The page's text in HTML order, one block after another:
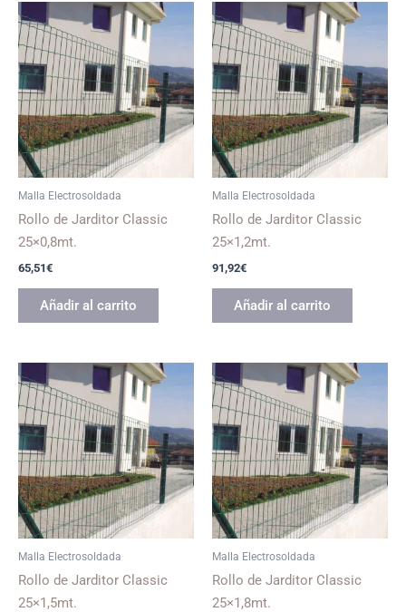
Malla Electrosoldada
Rollo de Jarditor Classic
25×0,8mt.
65,51€
Añadir al carrito
Malla Electrosoldada
Rollo de Jarditor Classic
25×1,2mt.
91,92€
Añadir al carrito
Malla Electrosoldada
Rollo de Jarditor Classic
25×1,5mt.
Malla Electrosoldada
Rollo de Jarditor Classic
25×1,8mt.